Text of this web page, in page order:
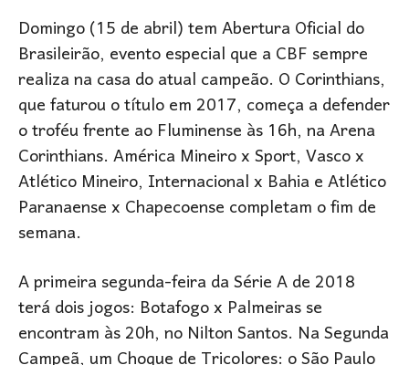
Domingo (15 de abril) tem Abertura Oficial do
Brasileirão, evento especial que a CBF sempre
realiza na casa do atual campeão. O Corinthians,
que faturou o título em 2017, começa a defender
o troféu frente ao Fluminense às 16h, na Arena
Corinthians. América Mineiro x Sport, Vasco x
Atlético Mineiro, Internacional x Bahia e Atlético
Paranaense x Chapecoense completam o fim de
semana.
A primeira segunda-feira da Série A de 2018
terá dois jogos: Botafogo x Palmeiras se
encontram às 20h, no Nilton Santos. Na Segunda